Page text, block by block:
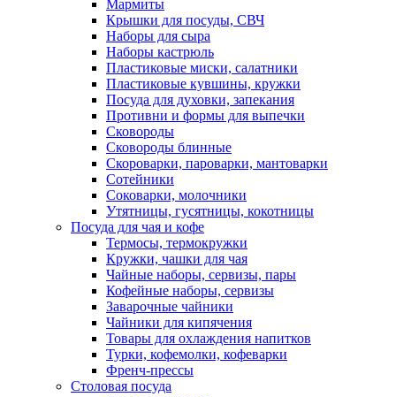
Мармиты
Крышки для посуды, СВЧ
Наборы для сыра
Наборы кастрюль
Пластиковые миски, салатники
Пластиковые кувшины, кружки
Посуда для духовки, запекания
Противни и формы для выпечки
Сковороды
Сковороды блинные
Скороварки, пароварки, мантоварки
Сотейники
Соковарки, молочники
Утятницы, гусятницы, кокотницы
Посуда для чая и кофе
Термосы, термокружки
Кружки, чашки для чая
Чайные наборы, сервизы, пары
Кофейные наборы, сервизы
Заварочные чайники
Чайники для кипячения
Товары для охлаждения напитков
Турки, кофемолки, кофеварки
Френч-прессы
Столовая посуда